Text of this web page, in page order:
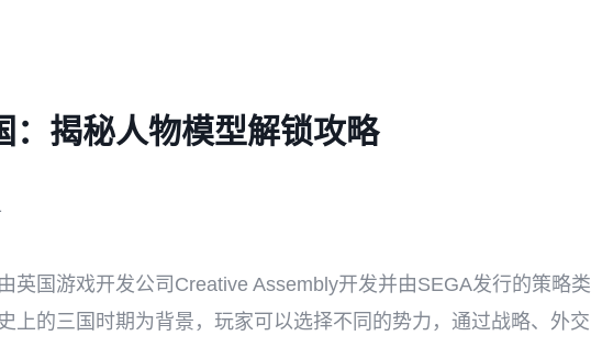
：揭秘人物模型解锁攻略
英国游戏开发公司Creative Assembly开发并由SEGA发行的策略类
上的三国时期为背景，玩家可以选择不同的势力，通过战略、外交